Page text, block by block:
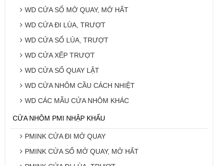
WD CỬA SỔ MỞ QUAY, MỞ HẤT
WD CỬA ĐI LÙA, TRƯỢT
WD CỬA SỔ LÙA, TRƯỢT
WD CỬA XẾP TRƯỢT
WD CỬA SỔ QUAY LẬT
WD CỬA NHÔM CẦU CÁCH NHIỆT
WD CÁC MẪU CỬA NHÔM KHÁC
CỬA NHÔM PMI NHẬP KHẨU
PMINK CỬA ĐI MỞ QUAY
PMINK CỬA SỔ MỞ QUAY, MỞ HẤT